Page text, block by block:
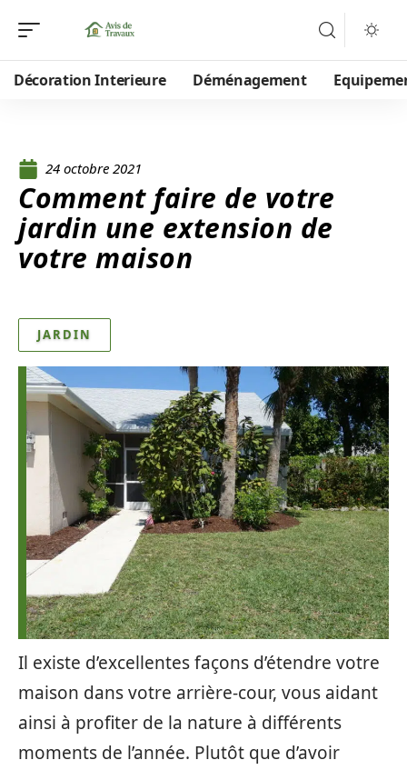
Décoration Interieure Déménagement
24 octobre 2021
Comment faire de votre
jardin une extension de
votre maison
JARDIN
Il existe d’excellentes façons d’étendre votre
maison dans votre arrière-cour, vous aidant
ainsi à profiter de la nature à différents
moments de l’année. Plutôt que d’avoir